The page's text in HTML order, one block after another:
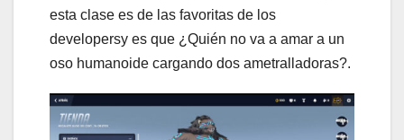
esta clase es de las favoritas de los
developersy es que ¿Quién no va a amar a un
oso humanoide cargando dos ametralladoras?.